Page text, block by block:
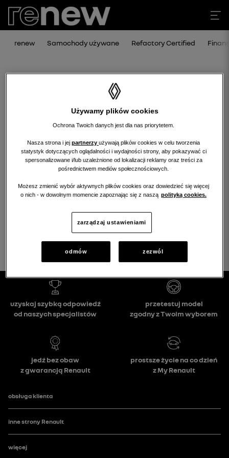
renew Samochody używane Refactory Certified
Niestety, wybrany dealer nie ma
obecnie żadnych ofert w tej kategorii.
Wróć na stronę główną.
wróć na stronę główną
Używamy plików cookies
Ochrona Twoich danych jest dla nas priorytetem.
Nasza strona i jej partnerzy używają plików cookies w celu tworzenia
statystyk dotyczących oglądalności i wydajności strony, aby pokazywać ci
spersonalizowane i/lub uzależnione od lokalizacji reklamy oraz treści za
pośrednictwem mediów społecznościowych.
Możesz zmienić wybór aktywnych plików cookies oraz dowiedzieć się więcej
o nich - w dowolnym momencie zapoznając się z naszą polityką cookies.
zarządzaj ustawieniami
odmów zezwól